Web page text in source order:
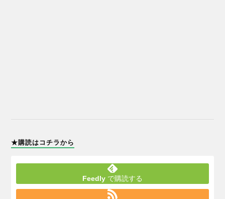
★購読はコチラから
Feedly で購読する